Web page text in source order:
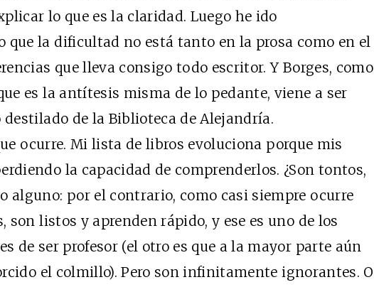
lo que es la claridad. Luego he ido
que la dificultad no está tanto en la prosa como en el
que lleva consigo todo escritor. Y Borges, como
es la antítesis misma de lo pedante, viene a ser
de la Biblioteca de Alejandría.
ocurre. Mi lista de libros evoluciona porque mis
la capacidad de comprenderlos. ¿Son tontos,
alguno: por el contrario, como casi siempre ocurre
son listos y aprenden rápido, y ese es uno de los
de ser profesor (el otro es que a la mayor parte aún
el colmillo). Pero son infinitamente ignorantes. O